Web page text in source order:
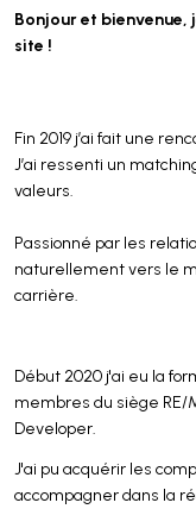
Bonjour et
site !
Fin 2019 j’ai fait une
J’ai ressenti un
valeurs.
Passionné par les
naturellement vers le
carrière.
Début 2020 j'ai eu la
membres du siège RE/
Developer.
J'ai pu acquérir les
accompagner dans la